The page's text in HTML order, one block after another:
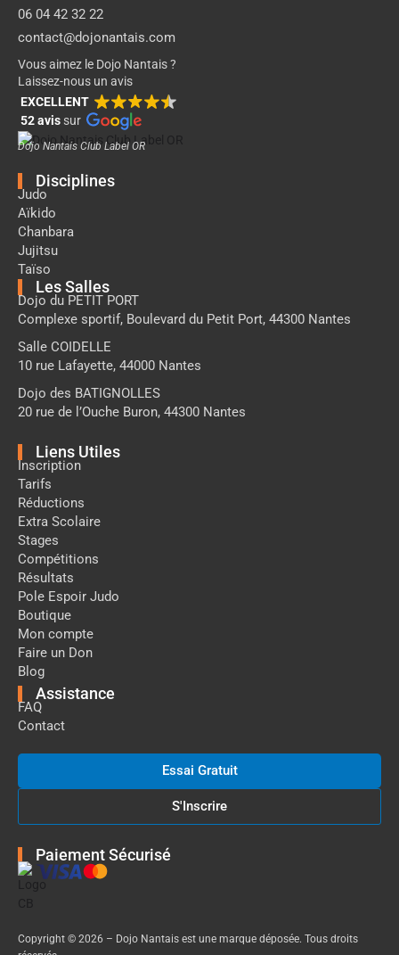
06 04 42 32 22
contact@dojonantais.com
Vous aimez le Dojo Nantais ?
Laissez-nous un avis
EXCELLENT
52 avis sur
Dojo Nantais Club Label OR
Disciplines
Judo
Aïkido
Chanbara
Jujitsu
Taïso
Les Salles
Dojo du PETIT PORT
Complexe sportif, Boulevard du Petit Port, 44300 Nantes
Salle COIDELLE
10 rue Lafayette, 44000 Nantes
Dojo des BATIGNOLLES
20 rue de l’Ouche Buron, 44300 Nantes
Liens Utiles
Inscription
Tarifs
Réductions
Extra Scolaire
Stages
Compétitions
Résultats
Pole Espoir Judo
Boutique
Mon compte
Faire un Don
Blog
Assistance
FAQ
Contact
Essai Gratuit
S'Inscrire
Paiement Sécurisé
Copyright © 2026 – Dojo Nantais est une marque déposée. Tous droits